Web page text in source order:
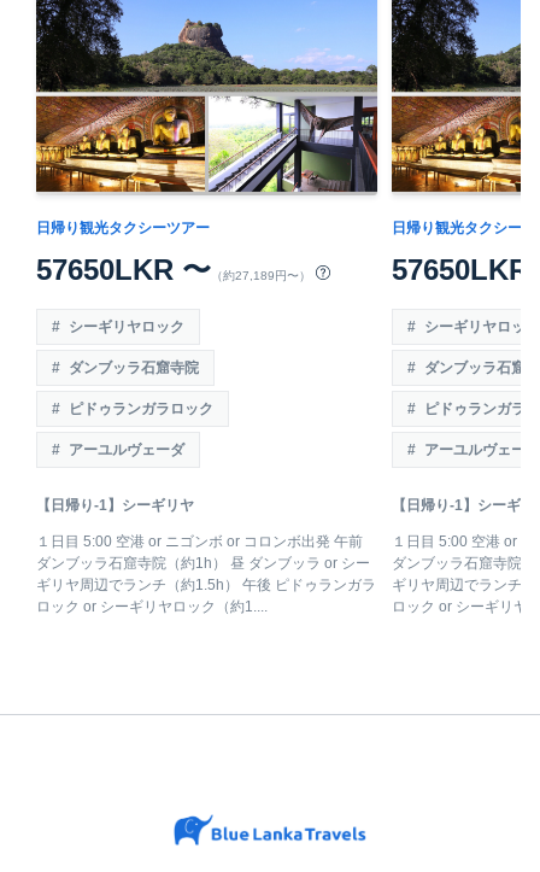
日帰り観光タクシーツアー
57650LKR 〜 （約27,189円〜）
シーギリヤロック
ダンブッラ石窟寺院
ピドゥランガラロック
アーユルヴェーダ
【日帰り-1】シーギリヤ
１日目 5:00 空港 or ニゴンボ or コロンボ出発 午前
ダンブッラ石窟寺院（約1h） 昼 ダンブッラ or シー
ギリヤ周辺でランチ（約1.5h） 午後 ピドゥランガラ
ロック or シーギリヤロック（約1....
日帰り観光タクシーツ
57650LKR
シーギリヤロック
ダンブッラ石窟
ピドゥランガラ
アーユルヴェーダ
【日帰り-1】シーギリ
１日目 5:00 空港 or
ダンブッラ石窟寺院
ギリヤ周辺でランチ
ロック or シーギリヤ